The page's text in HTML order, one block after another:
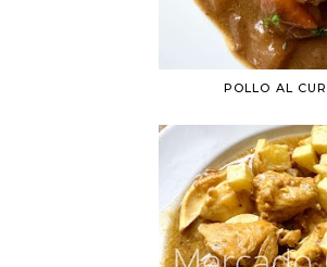
POLLO AL